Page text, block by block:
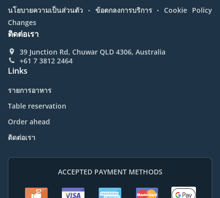
นโยบายความเป็นส่วนตัว . ข้อตกลงการบริการ . Cookie Policy
Changes
ติดต่อเรา
39 Junction Rd, Chuwar QLD 4306, Australia
+61 7 3812 2464
Links
รายการอาหาร
Table reservation
Order ahead
ติดต่อเรา
ACCEPTED PAYMENT METHODS